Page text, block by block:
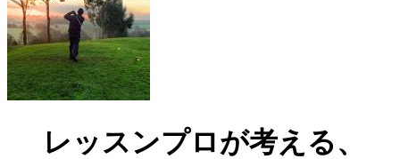
レッスンプロが考える、